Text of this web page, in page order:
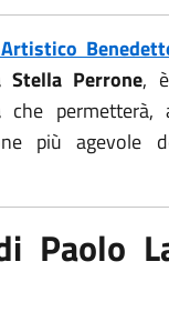
Stella Perrone,
che
più agevole
Paolo